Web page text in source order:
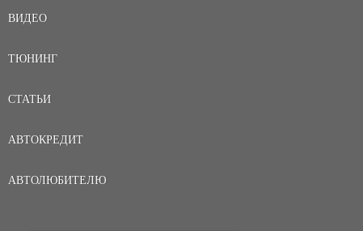
ВИДЕО
ТЮНИНГ
СТАТЬИ
АВТОКРЕДИТ
АВТОЛЮБИТЕЛЮ